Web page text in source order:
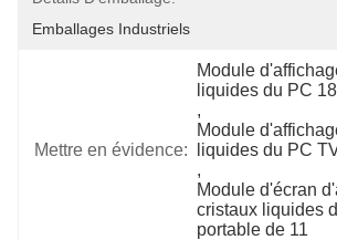
Emballages Industriels
Mettre en évidence:
Module
liquides du PC
,
Module
liquides du PC
,
Module d'écran
cristaux liquides
portable de 11